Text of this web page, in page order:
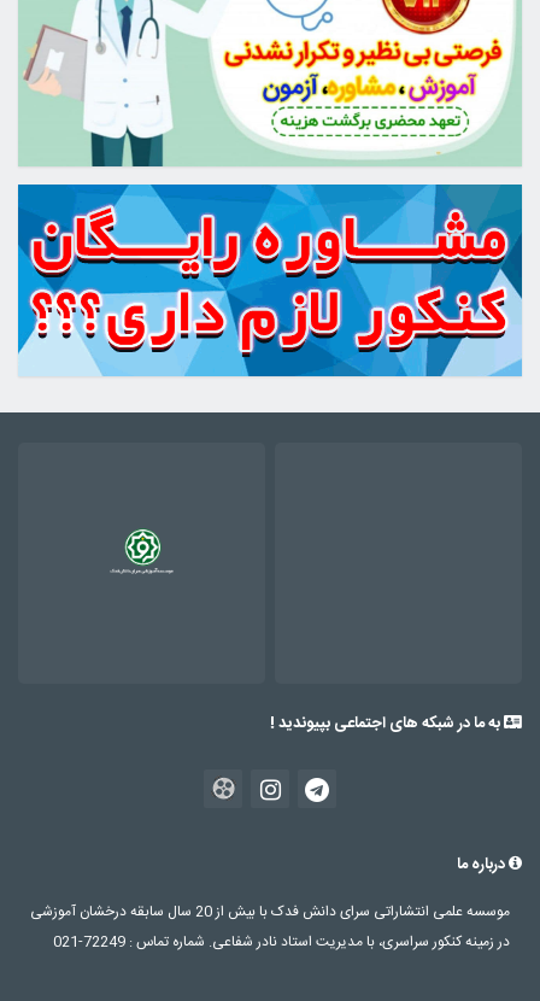
به ما در شبکه های اجتماعی بپیوندید !
درباره ما
موسسه علمی انتشاراتی سرای دانش فدک با بیش از 20 سال سابقه درخشان آموزشی
در زمینه کنکور سراسری، با مدیریت استاد نادر شفاعی. شماره تماس : 72249-021